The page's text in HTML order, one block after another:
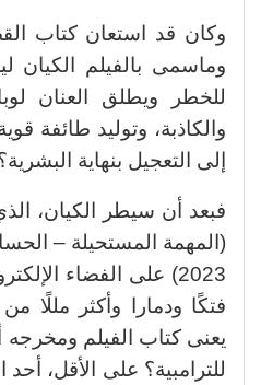
وكان قد استعان كتاب
وماسمى بالفيلم الكيان
للخطر ويطلق العنان
والكاذبة، وتوليد طائفة
إلى التعجيل بنهاية
فبعد أن سيطر الكيان،
(المهمة المستحيلة –
2023) على الفضاء
فتكًا ودمارا وأكثر
يعنى كتاب الفيلم ومخرجه
للترامبية؟ على الأقل، أحد